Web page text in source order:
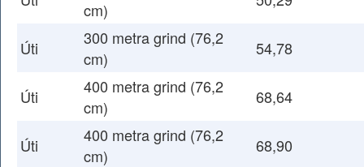
cm)
Úti
300 metra grind (76,2
cm)
54,78
Úti
400 metra grind (76,2
cm)
68,64
Úti
400 metra grind (76,2
cm)
68,90